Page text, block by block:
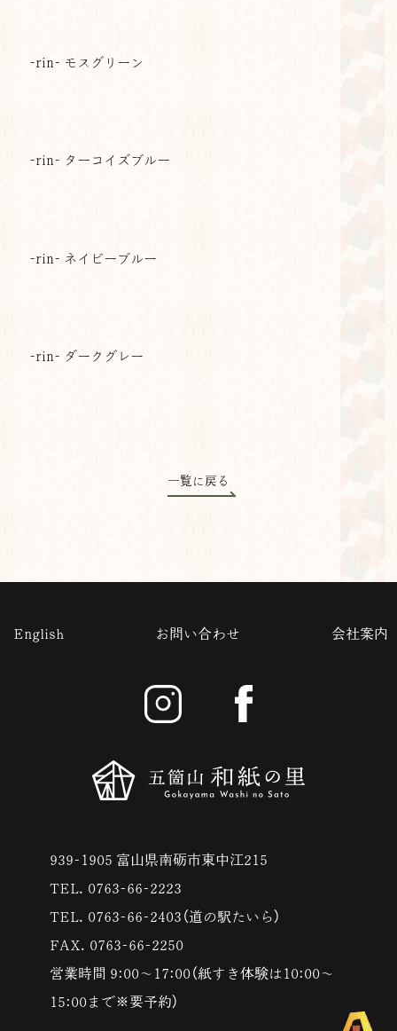
-rin- モスグリーン
-rin- ターコイズブルー
-rin- ネイビーブルー
-rin- ダークグレー
一覧に戻る
939-1905 富山県南砺市東中江215
TEL. 0763-66-2223
TEL. 0763-66-2403（道の駅たいら）
FAX. 0763-66-2250
営業時間 9:00〜17:00（紙すき体験は10:00〜
15:00まで※要予約）
English お問い合わせ 会社案内